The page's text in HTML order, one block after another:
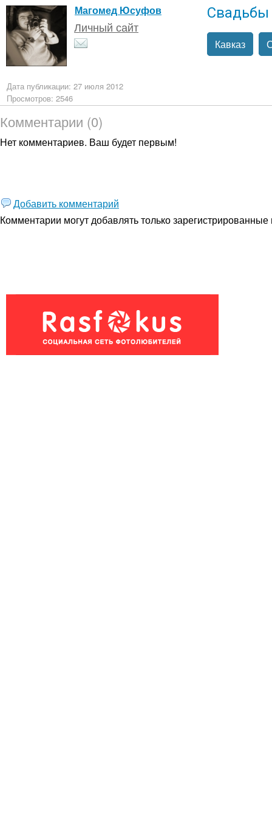
Магомед Юсуфов
Личный сайт
Свадьбы
Кавказ
Дата публикации: 27 июля 2012
Просмотров: 2546
Комментарии (0)
Нет комментариев. Ваш будет первым!
Добавить комментарий
Комментарии могут добавлять толькозарегистрированные